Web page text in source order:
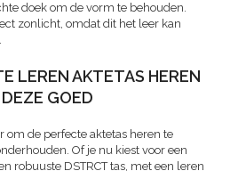
doek om de vorm te behouden.
zonlicht, omdat dit het leer kan
LEREN AKTETAS HEREN
GOED
om de perfecte aktetas heren te
Of je nu kiest voor een
robuuste DSTRCT tas, met een leren